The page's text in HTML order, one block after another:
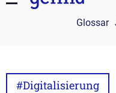
Glossar
#Digitalisierung